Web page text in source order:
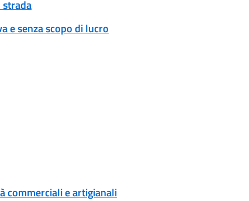
strada
e senza scopo di lucro
commerciali e artigianali